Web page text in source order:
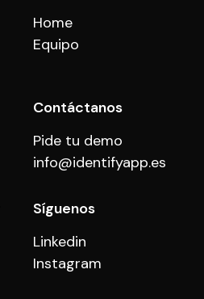
Home
Equipo
Contáctanos
Pide tu demo
info@identifyapp.es
Síguenos
Linkedin
Instagram